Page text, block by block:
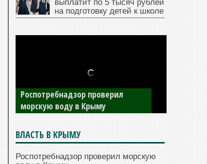
выплатит по 5 тысяч рублей
на подготовку детей к школе
Роспотребнадзор проверил
морскую воду в Крыму
ВЛАСТЬ В КРЫМУ
Роспотребнадзор проверил морскую